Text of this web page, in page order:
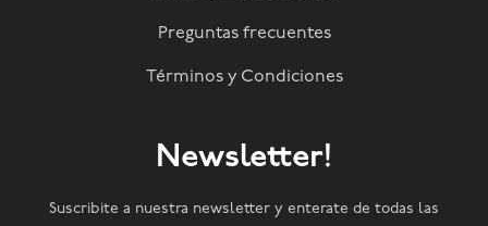
Preguntas frecuentes
Términos y Condiciones
Newsletter!
Suscribite a nuestra newsletter y enterate de todas las